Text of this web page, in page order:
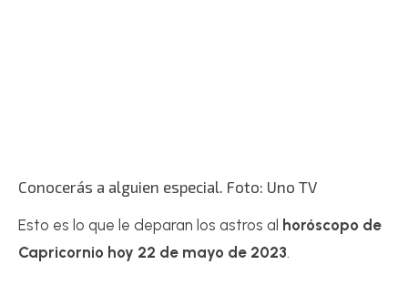
Conocerás a alguien especial. Foto: Uno TV
Esto es lo que le deparan los astros al horóscopo de
Capricornio hoy 22 de mayo de 2023